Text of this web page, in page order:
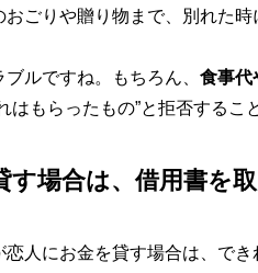
ごりや贈り物まで、別れた
ブルですね。もちろん、 食事代
はもらったもの”と拒否するこ
す場合は、借用書を
人にお金を貸す場合は、で